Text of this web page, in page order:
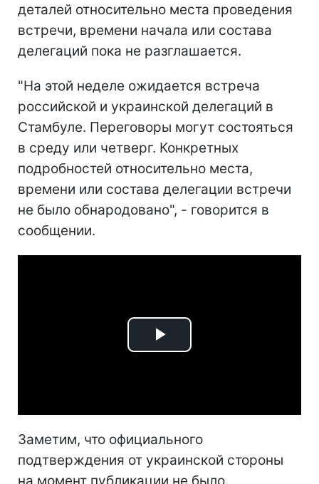
деталей относительно места проведения
встречи, времени начала или состава
делегаций пока не разглашается.
"На этой неделе ожидается встреча
российской и украинской делегаций в
Стамбуле. Переговоры могут состояться
в среду или четверг. Конкретных
подробностей относительно места,
времени или состава делегации встречи
не было обнародовано", - говорится в
сообщении.
Play
Заметим, что официального
подтверждения от украинской стороны
на момент публикации не было.